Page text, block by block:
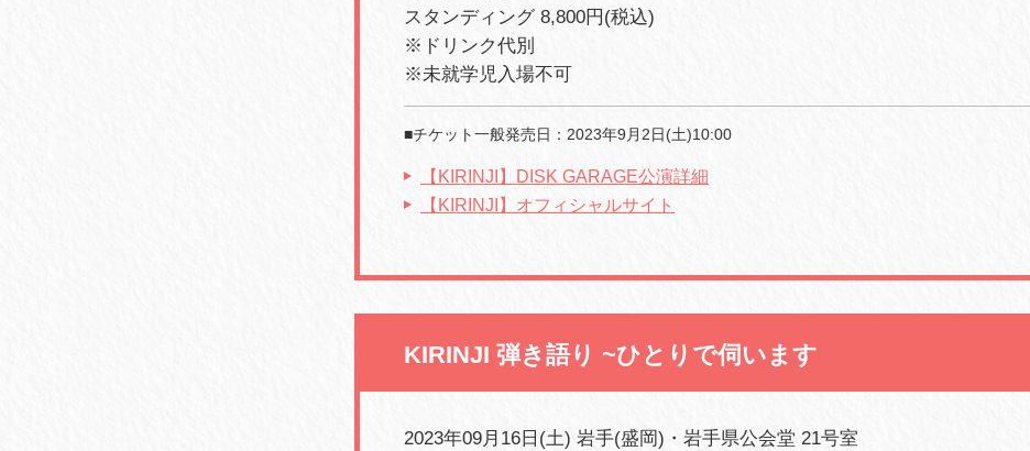
スタンディング 8,800円(税込)
※ドリンク代別
※未就学児入場不可
■チケット一般発売日：2023年9月 2日(土)10:00
【KIRINJI】DISK GARAGE公演詳細
【KIRINJI】オフィシャルサイト
KIRINJI 弾き語り ~ひとりで伺います
2023年09月16日(土) 岩手(盛岡)・岩手県公会堂 21号室